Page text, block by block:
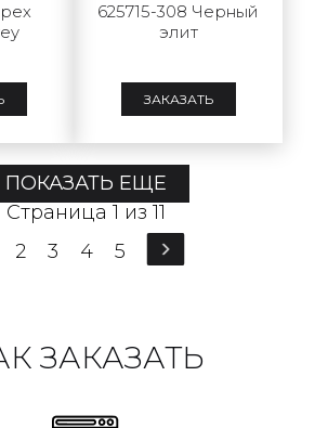
625715-308 Черный
элит
ЗАКАЗАТЬ
ПОКАЗАТЬ ЕЩЕ
Страница 1 из 11
2 3 4 5
ЗАКАЗАТЬ